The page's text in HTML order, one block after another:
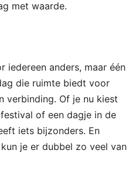
met waarde.
iedereen anders, maar één
die ruimte biedt voor
verbinding. Of je nu kiest
of een dagje in de
iets bijzonders. En
je er dubbel zo veel van